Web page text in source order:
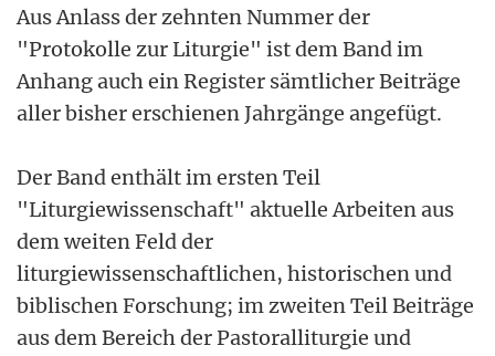
Aus Anlass der zehnten Nummer der
"Protokolle zur Liturgie" ist dem Band im
Anhang auch ein Register sämtlicher Beiträge
aller bisher erschienen Jahrgänge angefügt.
Der Band enthält im ersten Teil
"Liturgiewissenschaft" aktuelle Arbeiten aus
dem weiten Feld der
liturgiewissenschaftlichen, historischen und
biblischen Forschung; im zweiten Teil Beiträge
aus dem Bereich der Pastoralliturgie und